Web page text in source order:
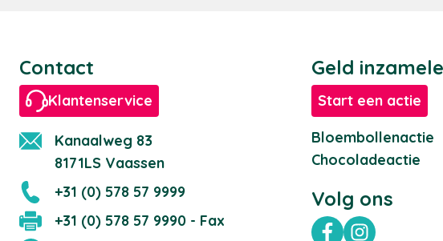
Contact
Klantenservice
Kanaalweg 83
8171LS Vaassen
+31 (0) 578 57 9999
+31 (0) 578 57 9990 - Fax
Geld
Start een actie
Bloembollenactie
Chocoladeactie
Volg ons